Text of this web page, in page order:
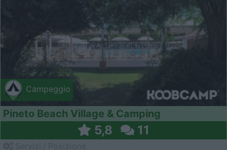
Campeggio
Pineto Beach Village & Camping
5,8 11